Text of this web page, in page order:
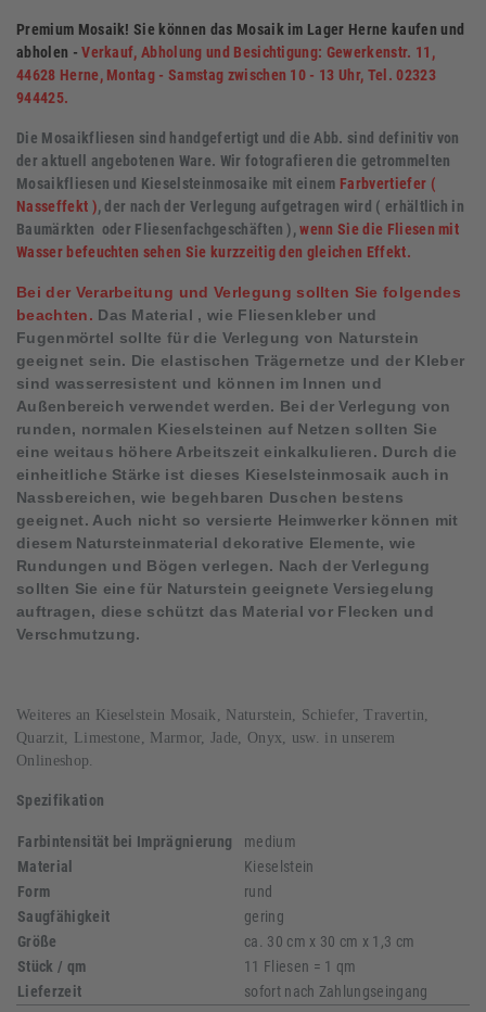
Premium Mosaik! Sie können das Mosaik im Lager Herne kaufen und
abholen - Verkauf, Abholung und Besichtigung: Gewerkenstr. 11,
44628 Herne, Montag - Samstag zwischen 10 - 13 Uhr, Tel. 02323
944425.
Die Mosaikfliesen sind handgefertigt und die Abb. sind definitiv von
der aktuell angebotenen Ware. Wir fotografieren die getrommelten
Mosaikfliesen und Kieselsteinmosaike mit einem Farbvertiefer (
Nasseffekt ), der nach der Verlegung aufgetragen wird ( erhältlich in
Baumärkten oder Fliesenfachgeschäften ),wenn Sie die Fliesen mit
Wasser befeuchten sehen Sie kurzzeitig den gleichen Effekt.
Bei der Verarbeitung und Verlegung sollten Sie folgendes
beachten. Das Material , wie Fliesenkleber und
Fugenmörtel sollte für die Verlegung von Naturstein
geeignet sein. Die elastischen Trägernetze und der Kleber
sind wasserresistent und können im Innen und
Außenbereich verwendet werden. Bei der Verlegung von
runden, normalen Kieselsteinen auf Netzen sollten Sie
eine weitaus höhere Arbeitszeit einkalkulieren. Durch die
einheitliche Stärke ist dieses Kieselsteinmosaik auch in
Nassbereichen, wie begehbaren Duschen bestens
geeignet. Auch nicht so versierte Heimwerker können mit
diesem Natursteinmaterial dekorative Elemente, wie
Rundungen und Bögen verlegen. Nach der Verlegung
sollten Sie eine für Naturstein geeignete Versiegelung
auftragen, diese schützt das Material vor Flecken und
Verschmutzung.
Weiteres an Kieselstein Mosaik, Naturstein, Schiefer, Travertin,
Quarzit, Limestone, Marmor, Jade, Onyx, usw. in unserem
Onlineshop.
Spezifikation
Farbintensität bei Imprägnierung
medium
Material
Kieselstein
Form
rund
Saugfähigkeit
gering
Größe
ca. 30 cm x 30 cm x 1,3 cm
Stück / qm
11 Fliesen = 1 qm
Lieferzeit
sofort nach Zahlungseingang